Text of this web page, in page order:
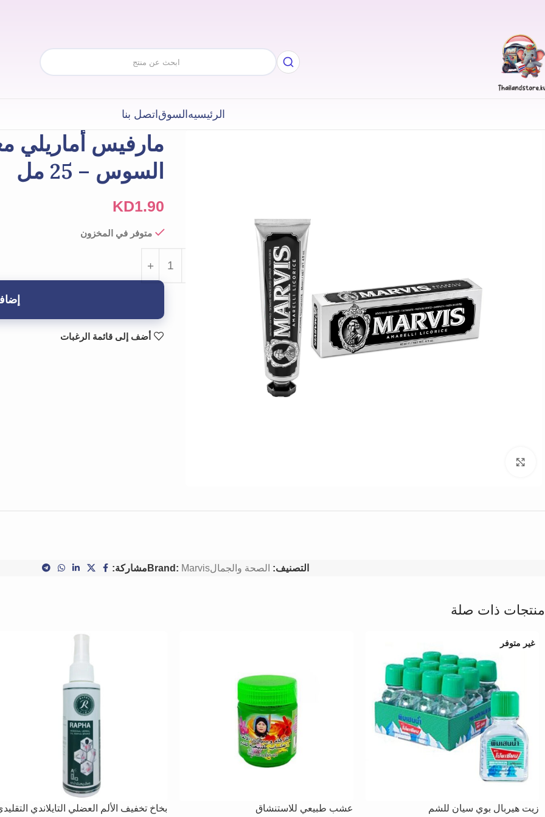
الرئيسيهالسوقاتصل بنا
مارفيس أماريلي
السوس – 25 مل
KD1.90
متوفر في المخزون
أضف إلى قائمة الرغبات
التصنيف: الصحة والجمال Brand: Marvis مشاركة:
منتجات ذات صلة
غير متوفر
زيت هيربال بوي سيان للشم عشب طبيعي للاستنشاق
بخاخ تخفيف الألم العضلي التايلاندي